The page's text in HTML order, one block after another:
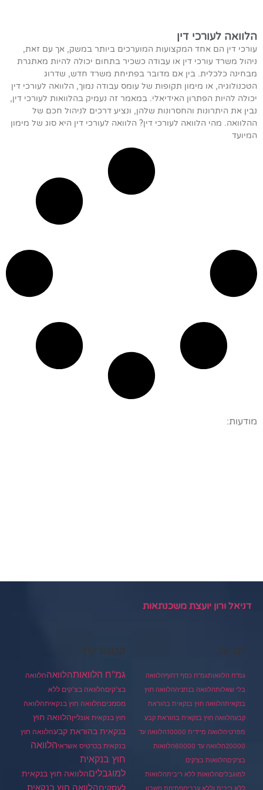
הלוואה לעורכי דין
עורכי דין הם אחד המקצועות המוערכים ביותר במשק, אך עם זאת,
ניהול משרד עורכי דין או עבודה כשכיר בתחום יכולה להיות מאתגרת
מבחינה כלכלית. בין אם מדובר בפתיחת משרד חדש, שדרוג
הטכנולוגיה, או מימון תקופות של עומס עבודה נמוך, הלוואה לעורכי דין
יכולה להיות הפתרון האידיאלי. במאמר זה נעמיק בהלוואות לעורכי דין,
נבין את היתרונות והחסרונות שלהן, ונציע דרכים לניהול חכם של
ההלוואה. מהי הלוואה לעורכי דין? הלוואה לעורכי דין היא סוג של מימון
המיועד
מודעות:
דניאל ורון יועצת משכנתאות
תגיות
גמ"ח הלוואותגמ"ח כסף דחוףהלוואה
בלי שאלותהלוואה בנתניההלוואה חוץ
בנקאיתהלוואה חוץ בנקאית בהוראת
קבעהלוואה חוץ בנקאית בהוראת קבע
מפרטיהלוואה מיידית 10000
הלוואה עד
20000הלוואה עד 60000
הלוואות
בצ'קיםהלוואות בצ'קים
למוגבליםהלוואות ללא ריביתהלוואות
קטגוריות
גמ"ח הלוואותהלוואההלוואה
בצ'קיםהלוואה בצ'קים ללא
מסמכיםהלוואה חוץ בנקאיתהלוואה
חוץ בנקאית אונלייןהלוואה חוץ
בנקאית בהוראת קבעהלוואה חוץ
בנקאית בכרטיס אשראיהלוואה
חוץ בנקאית
למוגבליםהלוואה חוץ בנקאית
לעסקיםהלוואה חוץ בנקאית